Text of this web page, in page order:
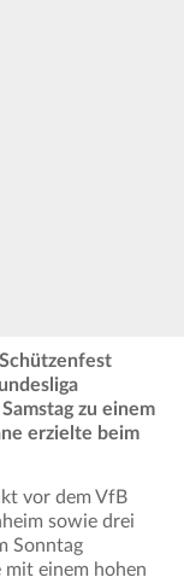
zu einem
erzielte beim
vor dem VfB
sowie drei
Sonntag
einem hohen